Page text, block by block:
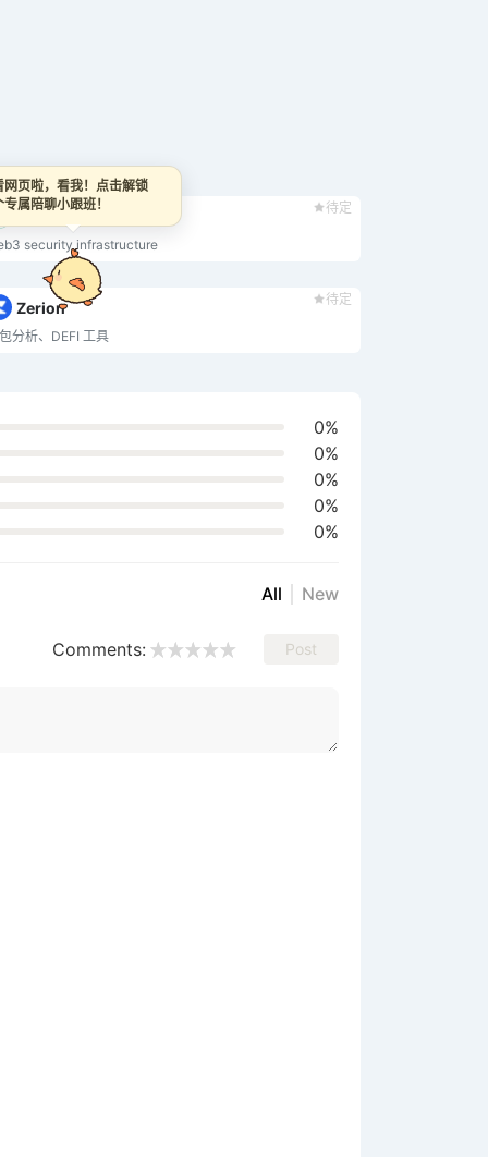
待定
Trusta.AI
security infrastructure
待定
Zerion
分析、DEFI 工具
0%
0%
0%
0%
0%
All New
Comments: Post
页啦，看我！点击解锁
属陪聊小跟班！